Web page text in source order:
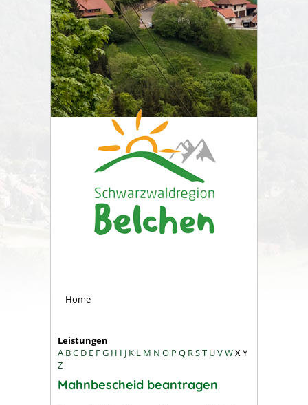
Home
Leistungen
A BC D E FG H I J K L M N O P Q RST UVWXY
Z
Mahnbescheid beantragen